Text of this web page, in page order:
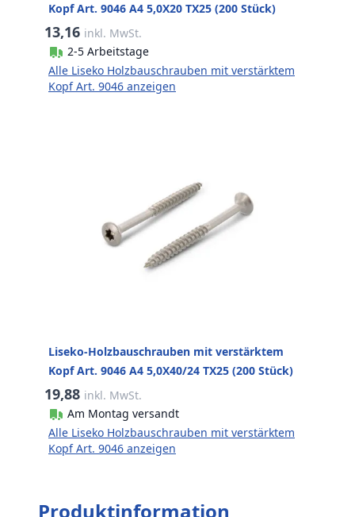
Kopf Art. 9046 A4 5,0X20 TX25 (200 Stück)
13,16 inkl. MwSt.
2-5 Arbeitstage
Alle Liseko Holzbauschrauben mit verstärktem
Kopf Art. 9046 anzeigen
Liseko-Holzbauschrauben mit verstärktem
Kopf Art. 9046 A4 5,0X40/24 TX25 (200 Stück)
19,88 inkl. MwSt.
Am Montag versandt
Alle Liseko Holzbauschrauben mit verstärktem
Kopf Art. 9046 anzeigen
Produktinformation